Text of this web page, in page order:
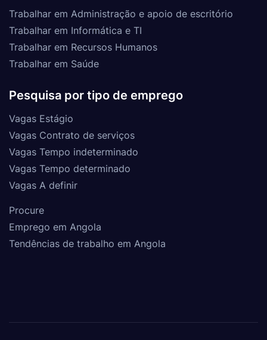
Trabalhar em Administração e apoio de escritório
Trabalhar em Informática e TI
Trabalhar em Recursos Humanos
Trabalhar em Saúde
Pesquisa por tipo de emprego
Vagas Estágio
Vagas Contrato de serviços
Vagas Tempo indeterminado
Vagas Tempo determinado
Vagas A definir
Procure
Emprego em Angola
Tendências de trabalho em Angola